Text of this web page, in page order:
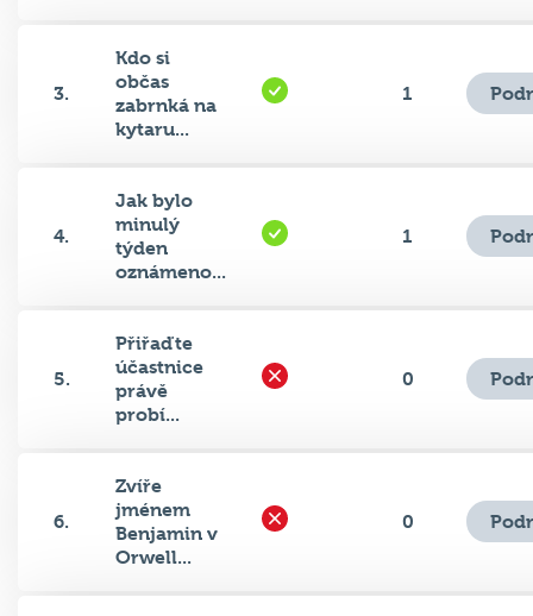
3.
Kdo si
občas
zabrnká na
kytaru...
1
4.
Jak bylo
minulý
týden
oznámeno...
1
5.
Přiřaďte
účastnice
právě
probí...
0
6.
Zvíře
jménem
Benjamin v
Orwell...
0